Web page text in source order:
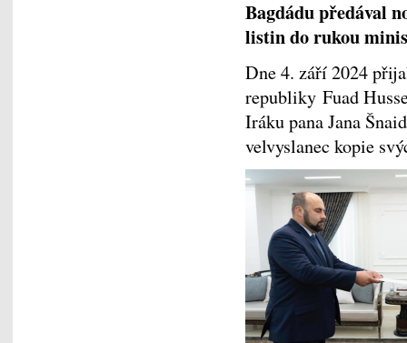
Bagdádu předával
listin do rukou
Dne 4. září 2024
republiky Fuad
Iráku pana Jana
velvyslanec kopie